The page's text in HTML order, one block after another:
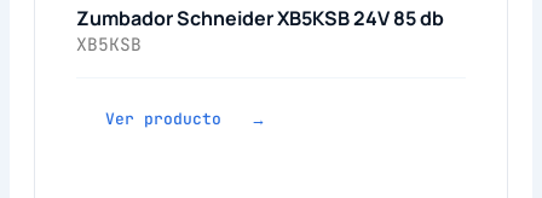
Zumbador Schneider XB5KSB 24V 85 db
XB5KSB
Ver producto →